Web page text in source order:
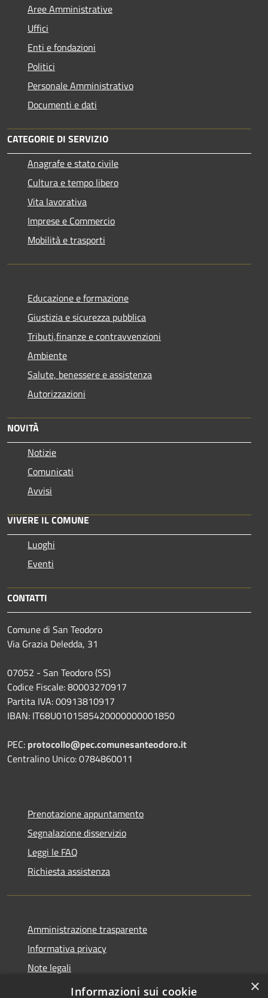
Aree Amministrative
Uffici
Enti e fondazioni
Politici
Personale Amministrativo
Documenti e dati
CATEGORIE DI SERVIZIO
Anagrafe e stato civile
Cultura e tempo libero
Vita lavorativa
Imprese e Commercio
Mobilità e trasporti
Educazione e formazione
Giustizia e sicurezza pubblica
Tributi,finanze e contravvenzioni
Ambiente
Salute, benessere e assistenza
Autorizzazioni
NOVITÀ
Notizie
Comunicati
Avvisi
VIVERE IL COMUNE
Luoghi
Eventi
CONTATTI
Comune di San Teodoro
Via Grazia Deledda, 31
07052 - San Teodoro (SS)
Codice Fiscale: 80003270917
Partita IVA: 00913810917
IBAN: IT68U0101585420000000001850
PEC: protocollo@pec.comunesanteodoro.it
Centralino Unico: 0784860011
Prenotazione appuntamento
Segnalazione disservizio
Leggi le FAQ
Richiesta assistenza
Amministrazione trasparente
Informativa privacy
Note legali
Dichiarazione di accessibilità
×
Informazioni sui cookie